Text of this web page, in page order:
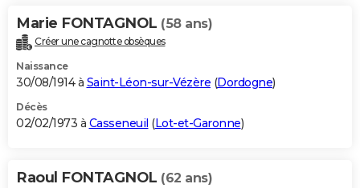
Marie FONTAGNOL (58 ans)
Créer une cagnotte obsèques
Naissance
30/08/1914 à Saint-Léon-sur-Vézère (Dordogne)
Décès
02/02/1973 à Casseneuil (Lot-et-Garonne)
Raoul FONTAGNOL (62 ans)